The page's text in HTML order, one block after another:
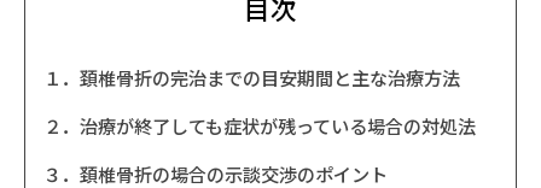
１．頚椎骨折の完治までの目安期間と主な治療方法
２．治療が終了しても症状が残っている場合の対処法
３．頚椎骨折の場合の示談交渉のポイント